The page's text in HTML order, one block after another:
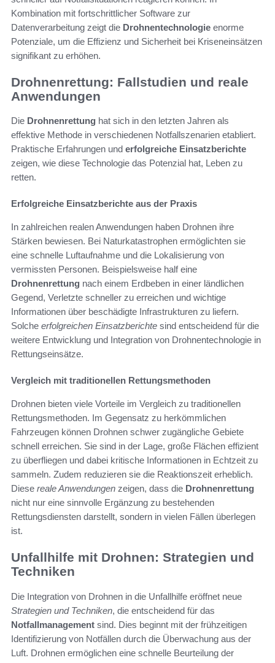
Kombination mit fortschrittlicher Software zur
Datenverarbeitung zeigt die Drohnentechnologie enorme
Potenziale, um die Effizienz und Sicherheit bei Kriseneinsätzen
signifikant zu erhöhen.
Drohnenrettung: Fallstudien und reale
Anwendungen
Die Drohnenrettung hat sich in den letzten Jahren als
effektive Methode in verschiedenen Notfallszenarien etabliert.
Praktische Erfahrungen und erfolgreiche Einsatzberichte
zeigen, wie diese Technologie das Potenzial hat, Leben zu
retten.
Erfolgreiche Einsatzberichte aus der Praxis
In zahlreichen realen Anwendungen haben Drohnen ihre
Stärken bewiesen. Bei Naturkatastrophen ermöglichten sie
eine schnelle Luftaufnahme und die Lokalisierung von
vermissten Personen. Beispielsweise half eine
Drohnenrettung nach einem Erdbeben in einer ländlichen
Gegend, Verletzte schneller zu erreichen und wichtige
Informationen über beschädigte Infrastrukturen zu liefern.
Solche erfolgreichen Einsatzberichte sind entscheidend für die
weitere Entwicklung und Integration von Drohnentechnologie in
Rettungseinsätze.
Vergleich mit traditionellen Rettungsmethoden
Drohnen bieten viele Vorteile im Vergleich zu traditionellen
Rettungsmethoden. Im Gegensatz zu herkömmlichen
Fahrzeugen können Drohnen schwer zugängliche Gebiete
schnell erreichen. Sie sind in der Lage, große Flächen effizient
zu überfliegen und dabei kritische Informationen in Echtzeit zu
sammeln. Zudem reduzieren sie die Reaktionszeit erheblich.
Diese reale Anwendungen zeigen, dass die Drohnenrettung
nicht nur eine sinnvolle Ergänzung zu bestehenden
Rettungsdiensten darstellt, sondern in vielen Fällen überlegen
ist.
Unfallhilfe mit Drohnen: Strategien und
Techniken
Die Integration von Drohnen in die Unfallhilfe eröffnet neue
Strategien und Techniken, die entscheidend für das
Notfallmanagement sind. Dies beginnt mit der frühzeitigen
Identifizierung von Notfällen durch die Überwachung aus der
Luft. Drohnen ermöglichen eine schnelle Beurteilung der